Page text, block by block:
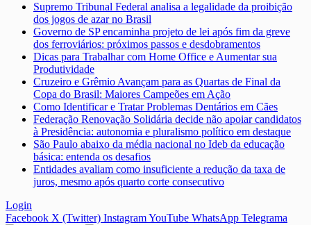
Supremo Tribunal Federal analisa a legalidade da proibição
dos jogos de azar no Brasil
Governo de SP encaminha projeto de lei após fim da greve
dos ferroviários: próximos passos e desdobramentos
Dicas para Trabalhar com Home Office e Aumentar sua
Produtividade
Cruzeiro e Grêmio Avançam para as Quartas de Final da
Copa do Brasil: Maiores Campeões em Ação
Como Identificar e Tratar Problemas Dentários em Cães
Federação Renovação Solidária decide não apoiar candidatos
à Presidência: autonomia e pluralismo político em destaque
São Paulo abaixo da média nacional no Ideb da educação
básica: entenda os desafios
Entidades avaliam como insuficiente a redução da taxa de
juros, mesmo após quarto corte consecutivo
Login
Facebook X (Twitter) InstagramYouTube WhatsApp Telegrama